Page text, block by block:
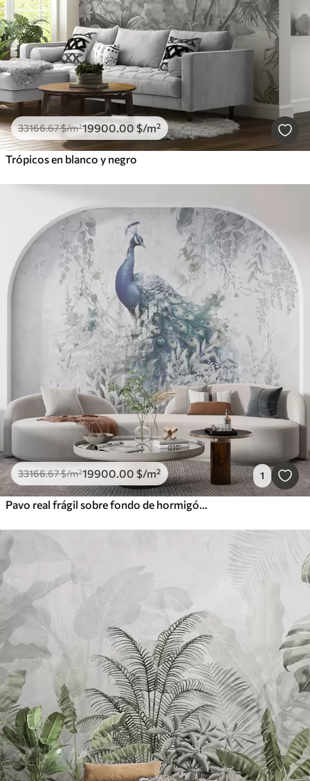
33166.67$/m²19900.00 $/m²
Trópicos en blanco y negro
33166.67$/m²19900.00 $/m² 1
Pavo real frágil sobre fondo de hormigón grunge